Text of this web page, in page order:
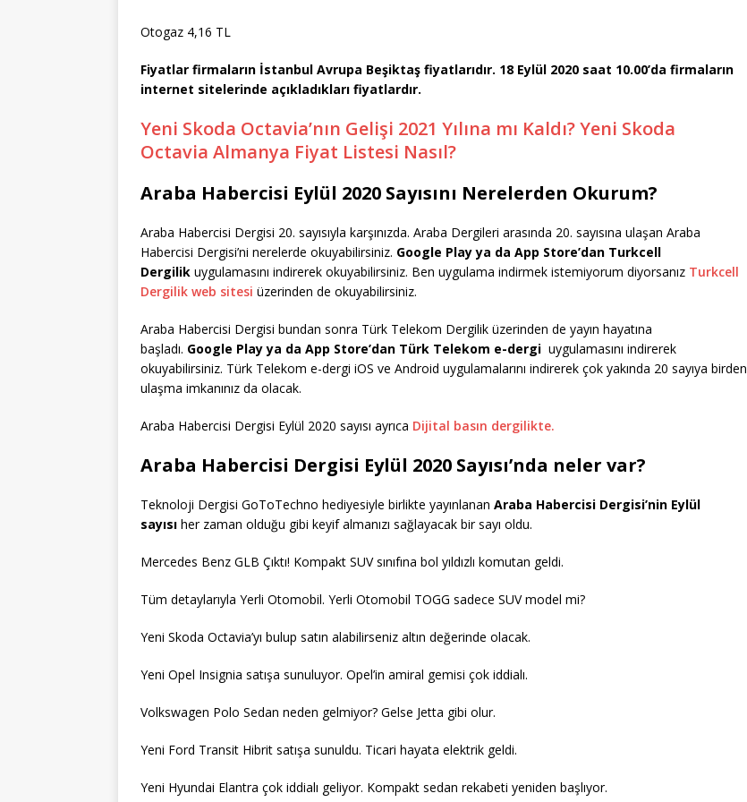
Otogaz 4,16 TL
Fiyatlar firmaların İstanbul Avrupa Beşiktaş fiyatlarıdır. 18 Eylül 2020 saat 10.00’da firmaların
internet sitelerinde açıkladıkları fiyatlardır.
Yeni Skoda Octavia’nın Gelişi 2021 Yılına mı Kaldı? Yeni Skoda
Octavia Almanya Fiyat Listesi Nasıl?
Araba Habercisi Eylül 2020 Sayısını Nerelerden Okurum?
Araba Habercisi Dergisi 20. sayısıyla karşınızda. Araba Dergileri arasında 20. sayısına ulaşan Araba
Habercisi Dergisi’ni nerelerde okuyabilirsiniz. Google Play ya da App Store’dan Turkcell
Dergilik uygulamasını indirerek okuyabilirsiniz. Ben uygulama indirmek istemiyorum diyorsanız Turkcell
Dergilik web sitesi üzerinden de okuyabilirsiniz.
Araba Habercisi Dergisi bundan sonra Türk Telekom Dergilik üzerinden de yayın hayatına
başladı. Google Play ya da App Store’dan Türk Telekom e-dergi uygulamasını indirerek
okuyabilirsiniz. Türk Telekom e-dergi iOS ve Android uygulamalarını indirerek çok yakında 20 sayıya birden
ulaşma imkanınız da olacak.
Araba Habercisi Dergisi Eylül 2020 sayısı ayrıca Dijital basın dergilikte.
Araba Habercisi Dergisi Eylül 2020 Sayısı’nda neler var?
Teknoloji Dergisi GoToTechno hediyesiyle birlikte yayınlanan Araba Habercisi Dergisi’nin Eylül
sayısı her zaman olduğu gibi keyif almanızı sağlayacak bir sayı oldu.
Mercedes Benz GLB Çıktı! Kompakt SUV sınıfına bol yıldızlı komutan geldi.
Tüm detaylarıyla Yerli Otomobil. Yerli Otomobil TOGG sadece SUV model mi?
Yeni Skoda Octavia’yı bulup satın alabilirseniz altın değerinde olacak.
Yeni Opel Insignia satışa sunuluyor. Opel’in amiral gemisi çok iddialı.
Volkswagen Polo Sedan neden gelmiyor? Gelse Jetta gibi olur.
Yeni Ford Transit Hibrit satışa sunuldu. Ticari hayata elektrik geldi.
Yeni Hyundai Elantra çok iddialı geliyor. Kompakt sedan rekabeti yeniden başlıyor.